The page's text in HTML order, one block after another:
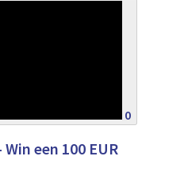
0
een 100 EUR